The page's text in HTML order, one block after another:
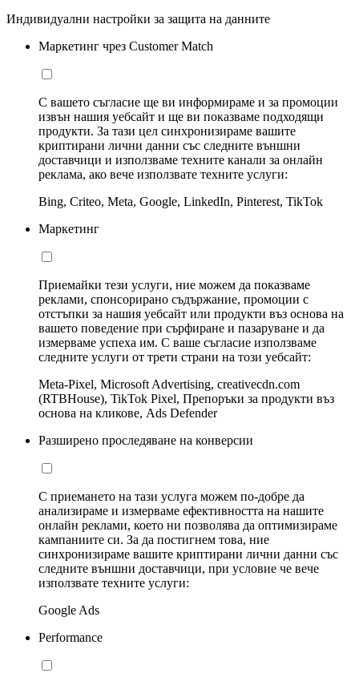
Индивидуални настройки за защита на данните
Маркетинг чрез Customer Match
С вашето съгласие ще ви информираме и за промоции
извън нашия уебсайт и ще ви показваме подходящи
продукти. За тази цел синхронизираме вашите
криптирани лични данни със следните външни
доставчици и използваме техните канали за онлайн
реклама, ако вече използвате техните услуги:
Bing, Criteo, Meta, Google, LinkedIn, Pinterest, TikTok
Маркетинг
Приемайки тези услуги, ние можем да показваме
реклами, спонсорирано съдържание, промоции с
отстъпки за нашия уебсайт или продукти въз основа на
вашето поведение при сърфиране и пазаруване и да
измерваме успеха им. С ваше съгласие използваме
следните услуги от трети страни на този уебсайт:
Meta-Pixel, Microsoft Advertising, creativecdn.com
(RTBHouse), TikTok Pixel, Препоръки за продукти въз
основа на кликове, Ads Defender
Разширено проследяване на конверсии
С приемането на тази услуга можем по-добре да
анализираме и измерваме ефективността на нашите
онлайн реклами, което ни позволява да оптимизираме
кампаниите си. За да постигнем това, ние
синхронизираме вашите криптирани лични данни със
следните външни доставчици, при условие че вече
използвате техните услуги:
Google Ads
Performance